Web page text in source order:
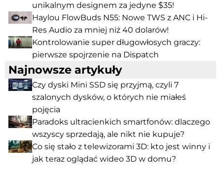
unikalnym designem za jedyne $35!
Haylou FlowBuds N55: Nowe TWS z ANC i Hi-
Res Audio za mniej niż 40 dolarów!
Kontrolowanie super długowłosych graczy:
pierwsze spojrzenie na Dispatch
Najnowsze artykuły
Czy dyski Mini SSD się przyjmą, czyli 7
szalonych dysków, o których nie miałeś
pojęcia
Paradoks ultracienkich smartfonów: dlaczego
wszyscy sprzedają, ale nikt nie kupuje?
Co się stało z telewizorami 3D: kto jest winny i
jak teraz oglądać wideo 3D w domu?